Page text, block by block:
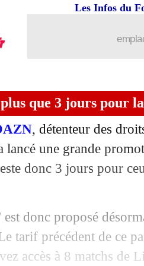
Les Infos du
que 3 jours pour
, détenteur des
lancé une grande
donc 3 jours pour
donc proposé
tarif précédent de ce
accès à 8 matchs de
estime avoir déjà
Arnold, la
Sage dit bravo
français, jamais vu
très proche d'un
dans 2 ou 3